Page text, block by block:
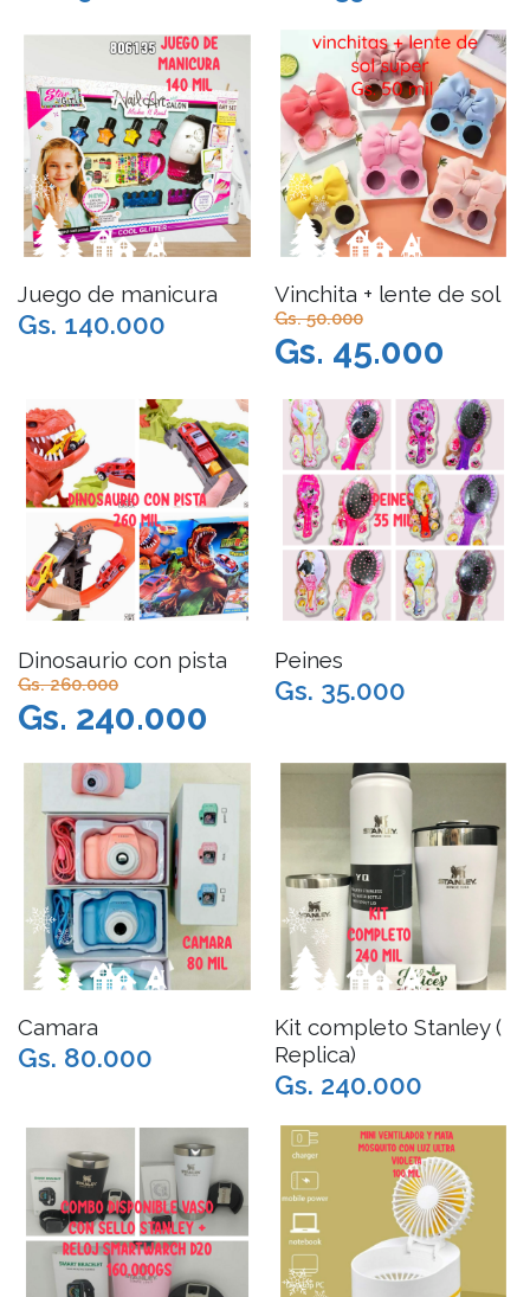
Juego de manicura
Gs. 140.000
Vinchita + lente de sol
Gs. 50.000
Gs. 45.000
Dinosaurio con pista
Gs. 260.000
Gs. 240.000
Peines
Gs. 35.000
Camara
Gs. 80.000
Kit completo Stanley (
Replica)
Gs. 240.000